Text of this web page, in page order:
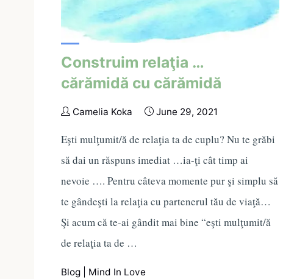
Construim relaţia …
cărămidă cu cărămidă
Camelia Koka June 29, 2021
Eşti mulţumit/ă de relaţia ta de cuplu? Nu te grăbi
să dai un răspuns imediat …ia-ţi cât timp ai
nevoie …. Pentru câteva momente pur şi simplu să
te gândeşti la relaţia cu partenerul tău de viaţă…
Şi acum că te-ai gândit mai bine “eşti mulţumit/ă
de relaţia ta de …
Blog Mind In Love